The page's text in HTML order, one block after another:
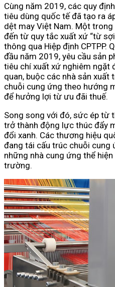
Cùng năm 2019, các quy
tiêu dùng quốc tế đã tạo ra
dệt may Việt Nam. Một
đến từ quy tắc xuất xứ “từ
thông qua Hiệp định CPTPP.
đầu năm 2019, yêu cầu sản
tiêu chí xuất xứ nghiêm ngặt
quan, buộc các nhà sản xuất
chuỗi cung ứng theo hướng
để hưởng lợi từ ưu đãi thuế.
Song song với đó, sức ép từ
trở thành động lực thúc đẩy
đổi xanh. Các thương hiệu
đang tái cấu trúc chuỗi cung
những nhà cung ứng thể
trường.